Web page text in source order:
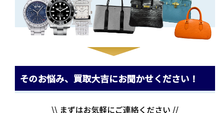
そのお悩み、買取大吉にお聞かせください！
\\ まずはお気軽にご連絡ください //